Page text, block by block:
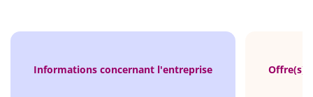
Informations concernant l'entreprise Offre(s)